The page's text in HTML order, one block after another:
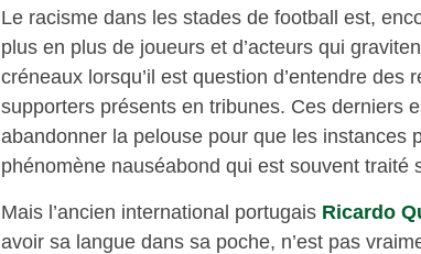
Le racisme dans les stades de football est,
plus en plus de joueurs et d’acteurs qui
créneaux lorsqu’il est question d’entendre des
supporters présents en tribunes. Ces derniers
abandonner la pelouse pour que les instances
phénomène nauséabond qui est souvent traité
Mais l’ancien international portugais Ricardo
avoir sa langue dans sa poche, n’est pas